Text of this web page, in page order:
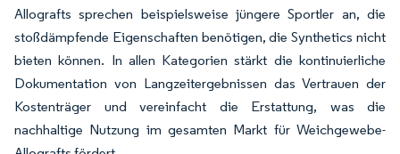
Allografts sprechen beispielsweise jüngere Sportler an, die
stoßdämpfende Eigenschaften benötigen, die Synthetics nicht
bieten können. In allen Kategorien stärkt die kontinuierliche
Dokumentation von Langzeitergebnissen das Vertrauen der
Kostenträger und vereinfacht die Erstattung, was die
nachhaltige Nutzung im gesamten Markt für Weichgewebe-